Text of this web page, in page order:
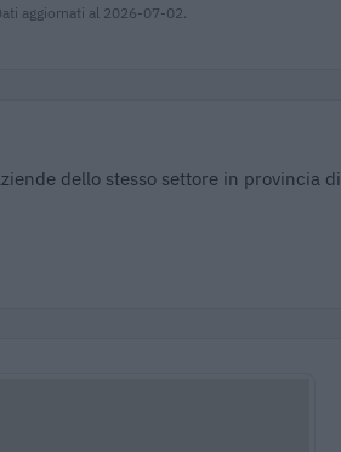
aggiornati al 2026-07-02.
dello stesso settore in provincia di